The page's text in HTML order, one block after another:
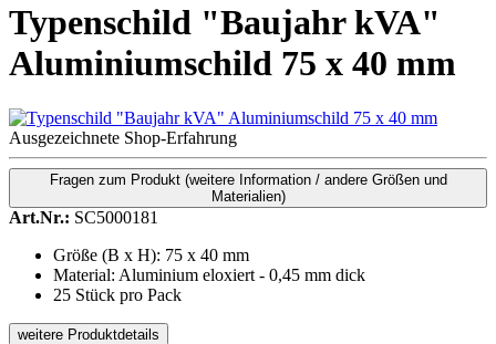
Typenschild "Baujahr kVA"
Aluminiumschild 75 x 40 mm
Ausgezeichnete Shop-Erfahrung
Fragen zum Produkt (weitere Information / andere Größen und
Materialien)
Art.Nr.: SC5000181
Größe (B x H): 75 x 40 mm
Material: Aluminium eloxiert - 0,45 mm dick
25 Stück pro Pack
weitere Produktdetails